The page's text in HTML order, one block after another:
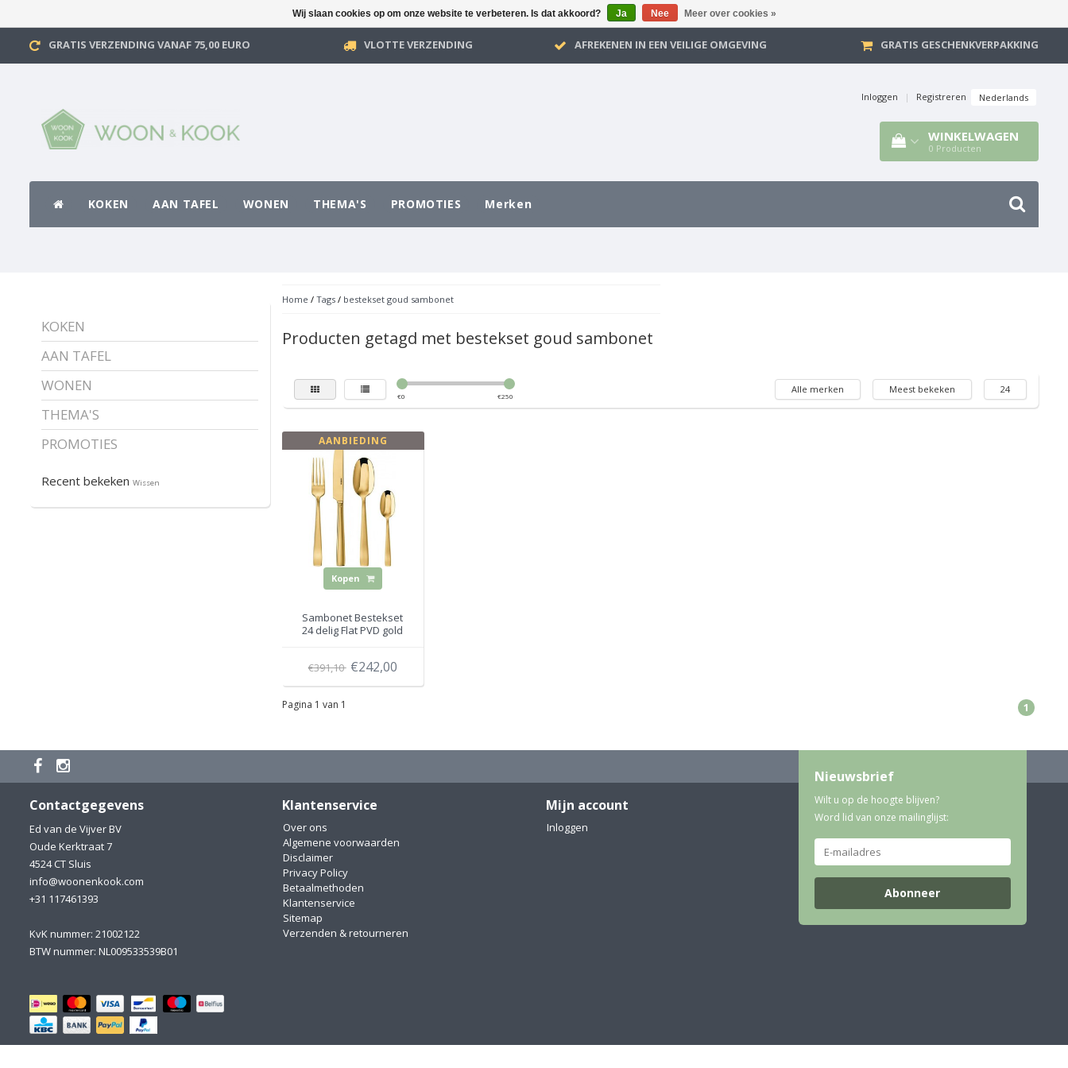
GRATIS VERZENDING VANAF 75,00 EURO VLOTTE VERZENDING AFREKENEN IN EEN VEILIGE OMGEVING GRATIS GESCHENKVERPAKKING
Inloggen | Registreren Nederlands
WINKELWAGEN
0 Producten
KOKEN AAN TAFEL WONEN THEMA'S PROMOTIES Merken
KOKEN
AAN TAFEL
WONEN
THEMA'S
PROMOTIES
Recent bekeken Wissen
Home / Tags/ bestekset goud sambonet
Producten getagd met bestekset goud sambonet
€0 €250
Alle merken Meest bekeken 24
AANBIEDING
Kopen
Sambonet Bestekset
24 delig Flat PVD gold
€391,10 €242,00
Pagina 1 van 1 1
Contactgegevens
Ed van de Vijver BV
Oude Kerktraat 7
4524 CT Sluis
info@woonenkook.com
+31 117461393
KvK nummer: 21002122
BTW nummer: NL009533539B01
Klantenservice
Over ons
Algemene voorwaarden
Disclaimer
Privacy Policy
Betaalmethoden
Klantenservice
Sitemap
Verzenden & retourneren
Mijn account
Inloggen
Nieuwsbrief
Wilt u op de hoogte blijven?
Word lid van onze mailinglijst:
Abonneer
Wij slaan cookies op om onze website te verbeteren. Is dat akkoord? Ja Nee Meer over cookies »